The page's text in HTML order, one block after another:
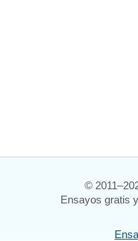
©
Ensayos gratis